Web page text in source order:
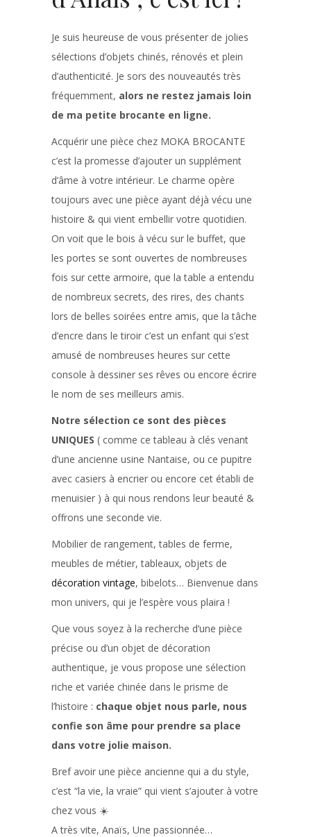
Je suis heureuse de vous présenter de jolies
sélections d’objets chinés, rénovés et plein
d’authenticité. Je sors des nouveautés très
fréquemment, alors ne restez jamais loin
de ma petite brocante en ligne.
Acquérir une pièce chez MOKA BROCANTE
c’est la promesse d’ajouter un supplément
d’âme à votre intérieur. Le charme opère
toujours avec une pièce ayant déjà vécu une
histoire & qui vient embellir votre quotidien.
On voit que le bois à vécu sur le buffet, que
les portes se sont ouvertes de nombreuses
fois sur cette armoire, que la table a entendu
de nombreux secrets, des rires, des chants
lors de belles soirées entre amis, que la tâche
d’encre dans le tiroir c’est un enfant qui s’est
amusé de nombreuses heures sur cette
console à dessiner ses rêves ou encore écrire
le nom de ses meilleurs amis.
Notre sélection ce sont des pièces
UNIQUES ( comme ce tableau à clés venant
d’une ancienne usine Nantaise, ou ce pupitre
avec casiers à encrier ou encore cet établi de
menuisier ) à qui nous rendons leur beauté &
offrons une seconde vie.
Mobilier de rangement, tables de ferme,
meubles de métier, tableaux, objets de
décoration vintage, bibelots… Bienvenue dans
mon univers, qui je l’espère vous plaira !
Que vous soyez à la recherche d’une pièce
précise ou d’un objet de décoration
authentique, je vous propose une sélection
riche et variée chinée dans le prisme de
l’histoire : chaque objet nous parle, nous
confie son âme pour prendre sa place
dans votre jolie maison.
Bref avoir une pièce ancienne qui a du style,
c’est “la vie, la vraie” qui vient s’ajouter à votre
chez vous ☀️
A très vite, Anaïs, Une passionnée…